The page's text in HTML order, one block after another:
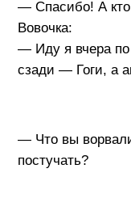
— Спасибо! А
Вовочка:
— Иду я вчера
сзади — Гоги, а
— Что вы
постучать?